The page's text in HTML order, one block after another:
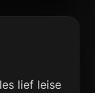
lief leise